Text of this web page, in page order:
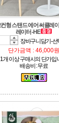
레이터 -HE
장바구니담기-
단가금액 : 46,000원
1개 이상 구매시의 단가입
배송비 : 무료